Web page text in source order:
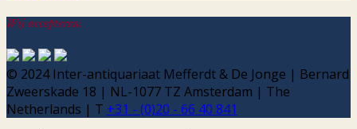
Wij accepteren:
© 2024 Inter-antiquariaat Mefferdt & De Jonge | Bernard
Zweerskade 18 | NL-1077 TZ Amsterdam | The
Netherlands | T +31 - (0)20 - 66 40 841